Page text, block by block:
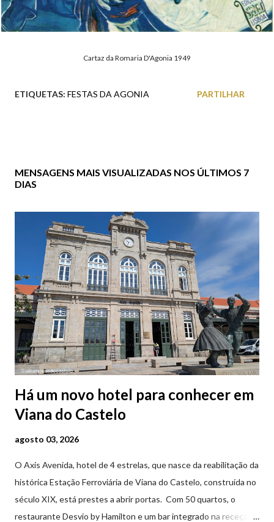
Cartaz da Romaria D'Agonia 1949
ETIQUETAS: FESTAS DA AGONIA PARTILHAR
MENSAGENS MAIS VISUALIZADAS NOS ÚLTIMOS 7
DIAS
Há um novo hotel para conhecer em
Viana do Castelo
agosto 03, 2026
O Axis Avenida, hotel de 4 estrelas, que nasce da reabilitação da
histórica Estação Ferroviária de Viana do Castelo, construída no
século XIX, está prestes a abrir portas. Com 50 quartos, o
restaurante Desvio by Hamilton e um bar integrado na receção,